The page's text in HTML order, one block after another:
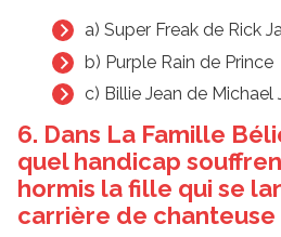
a) Super Freak de Rick
b) Purple Rain de Prince
c) Billie Jean de Michael
6. Dans La Famille
quel handicap
hormis la fille qui se
carrière de chanteuse